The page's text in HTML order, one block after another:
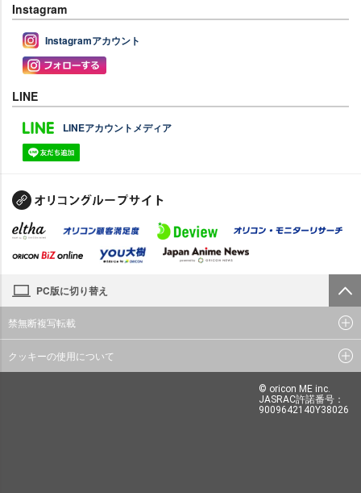
Instagram
Instagramアカウント
LINE
LINEアカウントメディア
PC版に切り替え
禁無断複写転載
クッキーの使用について
© oricon ME inc.
JASRAC許諾番号：
9009642140Y38026